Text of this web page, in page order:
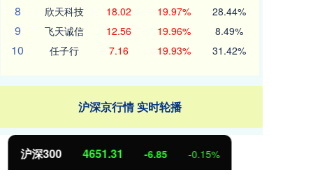
8 欣天科技 18.02 19.97% 28.44%
9 飞天诚信 12.56 19.96% 8.49%
10 任子行 7.16 19.93% 31.42%
沪深京行情 实时轮播
北证50 1122.88 3.42 0.30%